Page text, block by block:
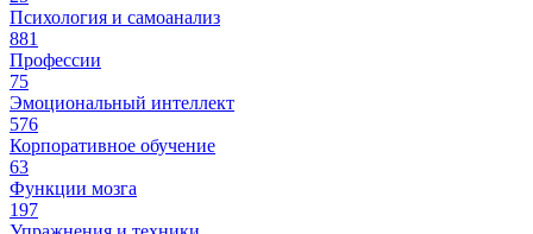
Психология и самоанализ
881
Профессии
75
Эмоциональный интеллект
576
Корпоративное обучение
63
Функции мозга
197